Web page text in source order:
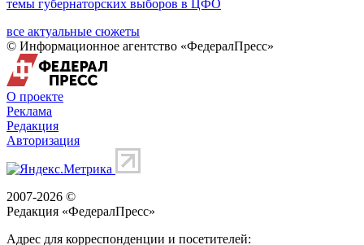
темы губернаторских выборов в ЦФО
все актуальные сюжеты
© Информационное агентство «ФедералПресс»
О проекте
Реклама
Редакция
Авторизация
2007-2026 ©
Редакция «ФедералПресс»
Адрес для корреспонденции и посетителей: